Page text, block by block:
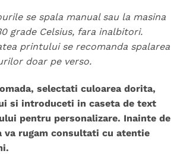
se spala manual sau la masina
grade Celsius, fara inalbitori.
printului se recomanda spalarea
doar pe verso.
selectati culoarea dorita,
si introduceti in caseta de text
pentru personalizare. Inainte de
va rugam consultati cu atentie